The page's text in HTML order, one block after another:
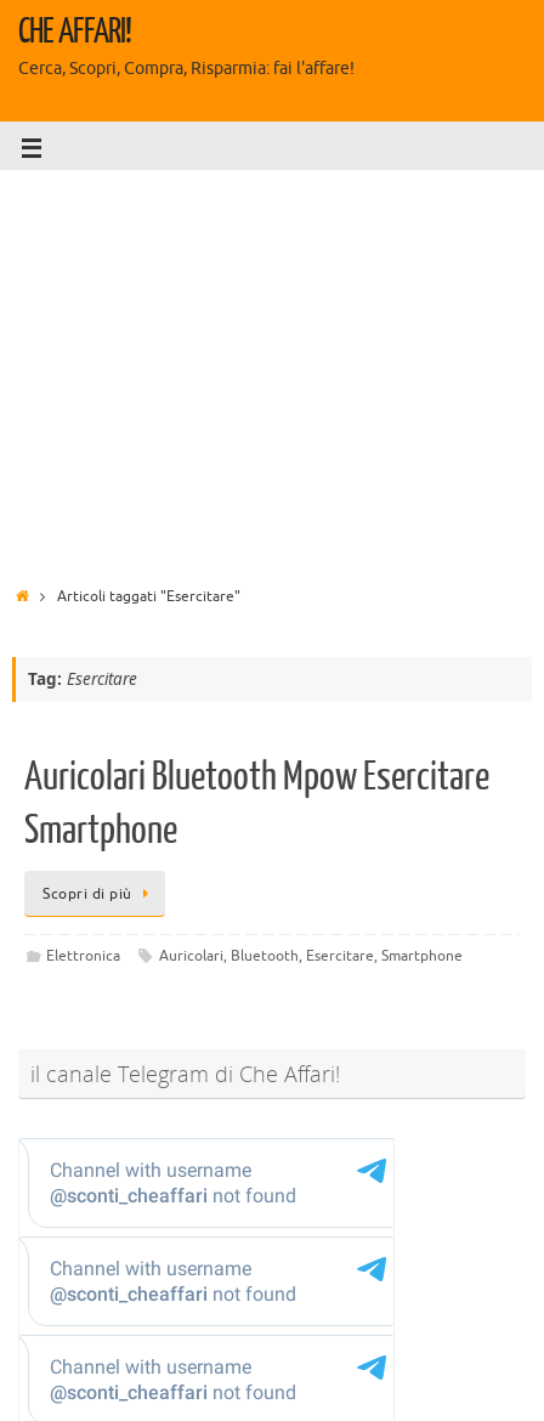
CHE AFFARI!
Cerca, Scopri, Compra, Risparmia: fai l'affare!
Articoli taggati "Esercitare"
Tag: Esercitare
Auricolari Bluetooth Mpow Esercitare
Smartphone
Scopri di più
Elettronica Auricolari, Bluetooth, Esercitare,Smartphone
il canale Telegram di Che Affari!